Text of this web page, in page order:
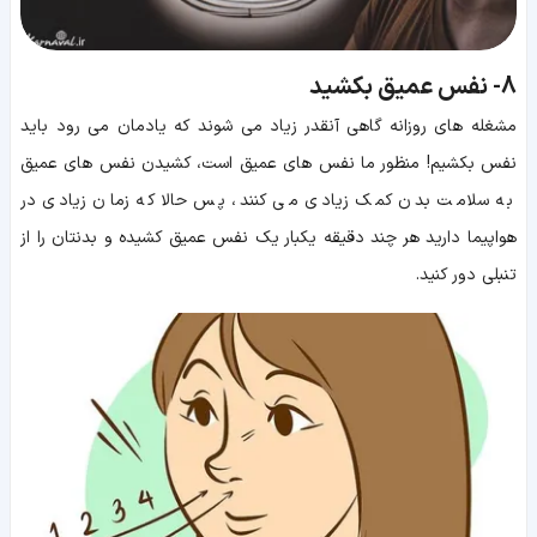
8- نفس عمیق بکشید
مشغله های روزانه گاهی آنقدر زیاد می شوند که یادمان می رود باید
نفس بکشیم! منظور ما نفس های عمیق است، کشیدن نفس های عمیق
به سلامت بدن کمک زیادی می کنند، پس حالا که زمان زیادی در
هواپیما دارید هر چند دقیقه یکبار یک نفس عمیق کشیده و بدنتان را از
تنبلی دور کنید.